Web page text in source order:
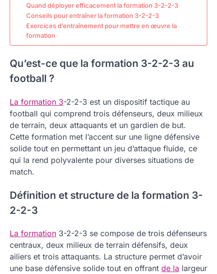
Quand déployer efficacement la formation 3-2-2-3
Conseils pour entraîner la formation 3-2-2-3
Exercices d’entraînement pour mettre en œuvre la
formation
Qu’est-ce que la formation 3-2-2-3 au
football ?
La formation 3-2-2-3 est un dispositif tactique au
football qui comprend trois défenseurs, deux milieux
de terrain, deux attaquants et un gardien de but.
Cette formation met l’accent sur une ligne défensive
solide tout en permettant un jeu d’attaque fluide, ce
qui la rend polyvalente pour diverses situations de
match.
Définition et structure de la formation 3-
2-2-3
La formation 3-2-2-3 se compose de trois défenseurs
centraux, deux milieux de terrain défensifs, deux
ailiers et trois attaquants. La structure permet d’avoir
une base défensive solide tout en offrant de la largeur